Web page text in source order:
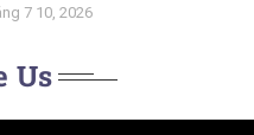
7 10, 2026
Us